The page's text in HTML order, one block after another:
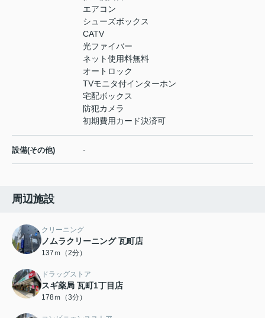
エアコン
シューズボックス
CATV
光ファイバー
ネット使用料無料
オートロック
TVモニタ付インターホン
宅配ボックス
防犯カメラ
初期費用カード決済可
設備(その他) -
周辺施設
クリーニング
ノムラクリーニング 瓦町店
137ｍ（2分）
ドラッグストア
スギ薬局 瓦町1丁目店
178ｍ（3分）